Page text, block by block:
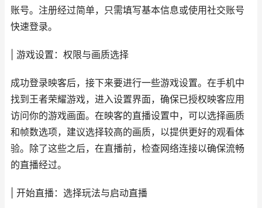
账号。注册经过简单，只需填写基本信息或使用社交账号
快速登录。
| 游戏设置：权限与画质选择
成功登录映客后，接下来要进行一些游戏设置。在手机中
找到王者荣耀游戏，进入设置界面，确保已授权映客应用
访问你的游戏画面。在映客的直播设置中，可以选择画质
和帧数选项，建议选择较高的画质，以提供更好的观看体
验。除了这些之后，在直播前，检查网络连接以确保流畅
的直播经过。
| 开始直播：选择玩法与启动直播